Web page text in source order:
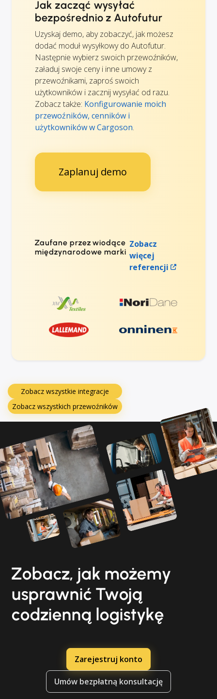
Jak zacząć wysyłać
bezpośrednio z Autofutur
Uzyskaj demo, aby zobaczyć, jak możesz
dodać moduł wysyłkowy do Autofutur.
Następnie wybierz swoich przewoźników,
załaduj swoje ceny i inne umowy z
przewoźnikami, zaproś swoich
użytkowników i zacznij wysyłać od razu.
Zobacz także: Konfigurowanie moich
przewoźników, cenników i
użytkowników w Cargoson.
Zaplanuj demo
Zaufane przez wiodące
międzynarodowe marki
Zobacz
więcej
referencji
Zobacz wszystkie integracje
Zobacz wszystkich przewoźników
Zobacz, jak możemy
usprawnić Twoją
codzienną logistykę
Zarejestruj konto
Umów bezpłatną konsultację